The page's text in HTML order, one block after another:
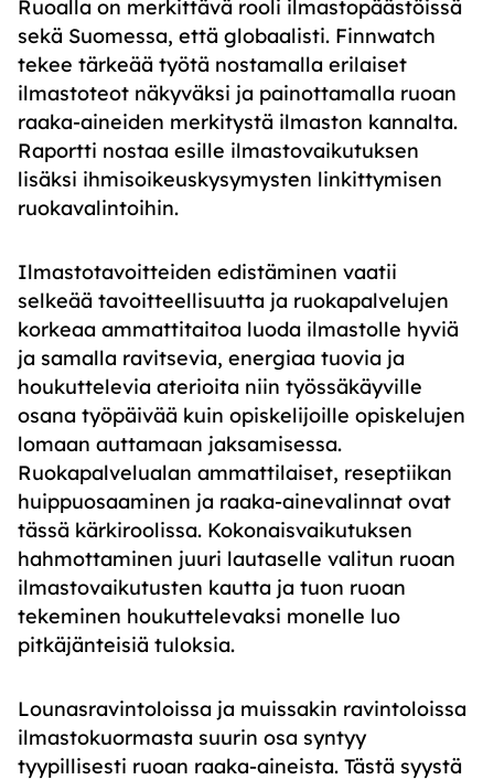
Ruoalla on merkittävä rooli ilmastopäästöissä
sekä Suomessa, että globaalisti. Finnwatch
tekee tärkeää työtä nostamalla erilaiset
ilmastoteot näkyväksi ja painottamalla ruoan
raaka-aineiden merkitystä ilmaston kannalta.
Raportti nostaa esille ilmastovaikutuksen
lisäksi ihmisoikeuskysymysten linkittymisen
ruokavalintoihin.
Ilmastotavoitteiden edistäminen vaatii
selkeää tavoitteellisuutta ja ruokapalvelujen
korkeaa ammattitaitoa luoda ilmastolle hyviä
ja samalla ravitsevia, energiaa tuovia ja
houkuttelevia aterioita niin työssäkäyville
osana työpäivää kuin opiskelijoille opiskelujen
lomaan auttamaan jaksamisessa.
Ruokapalvelualan ammattilaiset, reseptiikan
huippuosaaminen ja raaka-ainevalinnat ovat
tässä kärkiroolissa. Kokonaisvaikutuksen
hahmottaminen juuri lautaselle valitun ruoan
ilmastovaikutusten kautta ja tuon ruoan
tekeminen houkuttelevaksi monelle luo
pitkäjänteisiä tuloksia.
Lounasravintoloissa ja muissakin ravintoloissa
ilmastokuormasta suurin osa syntyy
tyypillisesti ruoan raaka-aineista. Tästä syystä